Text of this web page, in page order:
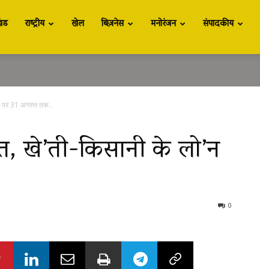
राष्ट्रीय खेल बिज़नेस मनोरंजन संपादकीय
पर 31 अगस्त तक..
खे’ती-किसानी के लो’न
0